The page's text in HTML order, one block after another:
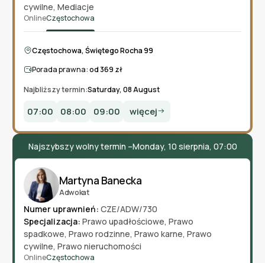
cywilne, Mediacje
OnlineCzęstochowa
Częstochowa, Świętego Rocha 99
Porada prawna:od 369 zł
Najbliższy termin:Saturday, 08 August
07:00 08:00 09:00 więcej
Najszybszy wolny termin –Monday, 10 sierpnia, 07:00
Adwokat
Martyna Banecka
Numer uprawnień: CZE/ADW/730
Specjalizacja: Prawo upadłościowe, Prawo
spadkowe, Prawo rodzinne, Prawo karne, Prawo
cywilne, Prawo nieruchomości
OnlineCzęstochowa